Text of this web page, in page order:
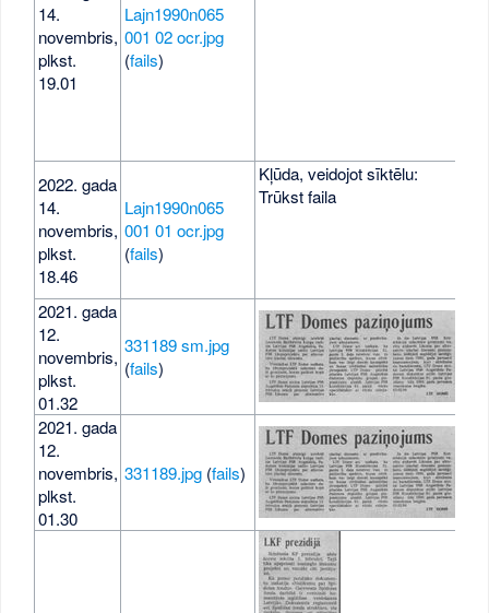
14.
novembris,
plkst.
19.01
Lajn1990n065
001 02 ocr.jpg
(fails)
2022. gada
14.
novembris,
plkst.
18.46
Lajn1990n065
001 01 ocr.jpg
(fails)
Kļūda, veidojot sīktēlu:
Trūkst faila
2021. gada
12.
novembris,
plkst.
01.32
331189 sm.jpg
(fails)
2021. gada
12.
novembris,
plkst.
01.30
331189.jpg(fails)